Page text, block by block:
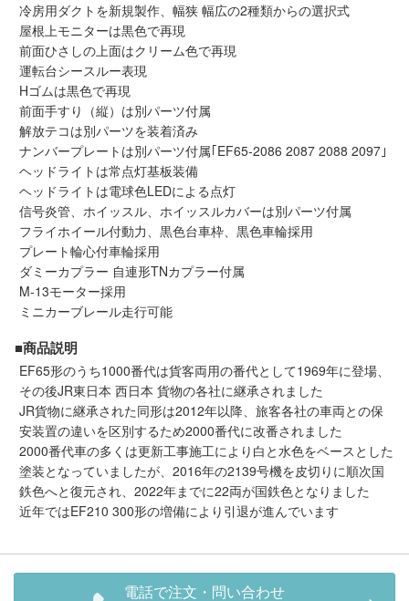
お役立ち情報
鉄道模型の情報
メルマガ登録 LINEお友達登録
Infomation
ご注文方法
お問い合せ
ログイン/マイページ
お気に入りリスト
会員ランクについて
冷房用ダクトを新規製作、幅狭 幅広の2種類からの選択式
屋根上モニターは黒色で再現
前面ひさしの上面はクリーム色で再現
運転台シースルー表現
Hゴムは黒色で再現
前面手すり（縦）は別パーツ付属
解放テコは別パーツを装着済み
ナンバープレートは別パーツ付属｢EF65-2086 2087 2088 2097｣
ヘッドライトは常点灯基板装備
ヘッドライトは電球色LEDによる点灯
信号炎管、ホイッスル、ホイッスルカバーは別パーツ付属
フライホイール付動力、黒色台車枠、黒色車輪採用
プレート輪心付車輪採用
ダミーカプラー 自連形TNカプラー付属
M-13モーター採用
ミニカーブレール走行可能
■商品説明
EF65形のうち1000番代は貨客両用の番代として1969年に登場、
その後JR東日本 西日本 貨物の各社に継承されました
JR貨物に継承された同形は2012年以降、旅客各社の車両との保
安装置の違いを区別するため2000番代に改番されました
2000番代車の多くは更新工事施工により白と水色をベースとした
塗装となっていましたが、2016年の2139号機を皮切りに順次国
鉄色へと復元され、2022年までに22両が国鉄色となりました
近年ではEF210 300形の増備により引退が進んでいます
電話で注文・問い合わせ